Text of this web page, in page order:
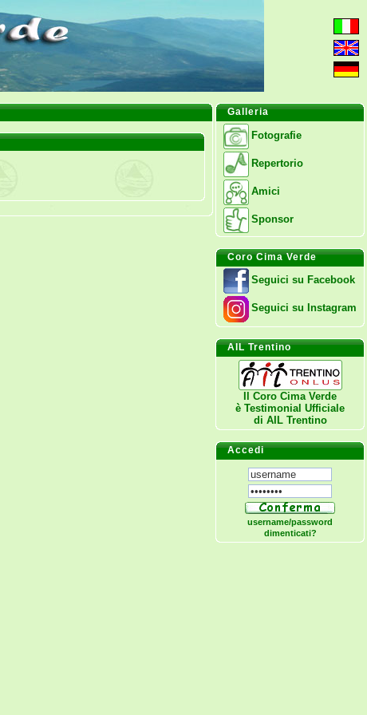
Galleria
Fotografie
Repertorio
Amici
Sponsor
Coro Cima Verde
Seguici su Facebook
Seguici su Instagram
AIL Trentino
Il Coro Cima Verde
è Testimonial Ufficiale
di AIL Trentino
Accedi
username/password
dimenticati?